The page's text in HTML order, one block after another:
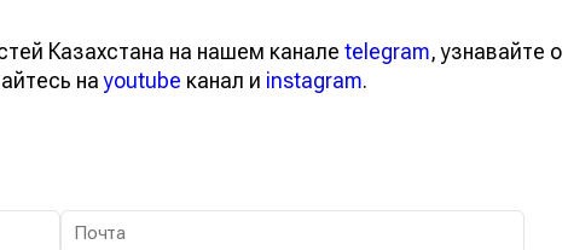
Казахстана на нашем канале telegram, узнавайте о
наyoutube канал и instagram.